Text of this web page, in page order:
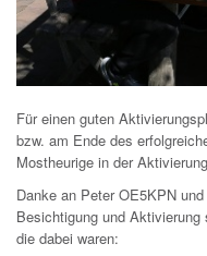
Für einen guten
bzw. am Ende des
Mostheurige in der
Danke an Peter OE5KPN
Besichtigung und
die dabei waren: